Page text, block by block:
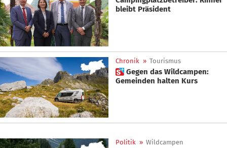
bleibt Präsident
Chronik » Tourismus
 Gegen das Wildcampen:
Gemeinden halten Kurs
Politik » Wildcampen